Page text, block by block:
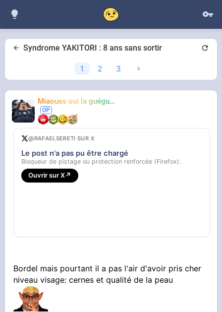
Syndrome YAKITORI : 8 ans sans sortir
1 2 3
Miaouss oui la guéguérre
@RAFAELSERETI SUR X
Le post n'a pas pu être chargé
Bloqueur de pistage ou protection renforcée (Firefox).
Ouvrir sur X↗
Bordel mais pourtant il a pas l'air d'avoir pris cher
niveau visage: cernes et qualité de la peau